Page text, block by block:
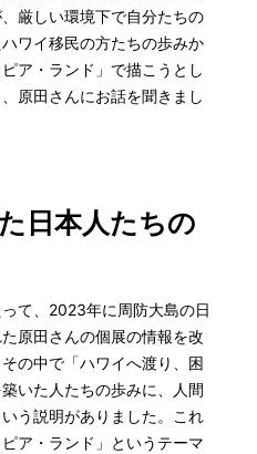
厳しい環境下で自分たちの
ワイ移民の方たちの歩みか
ア・ランド」で描こうとし
原田さんにお話を聞きまし
日本人たちの
て、2023年に周防大島の日
原田さんの個展の情報を改
の中で「ハワイへ渡り、困
いた人たちの歩みに、人間
う説明がありました。これ
ア・ランド」というテーマ